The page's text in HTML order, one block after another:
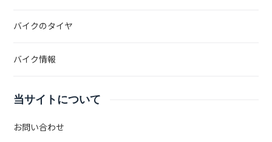
バイクのタイヤ
バイク情報
当サイトについて
お問い合わせ